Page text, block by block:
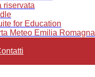
riservata
for Education
Meteo Emilia Romagna